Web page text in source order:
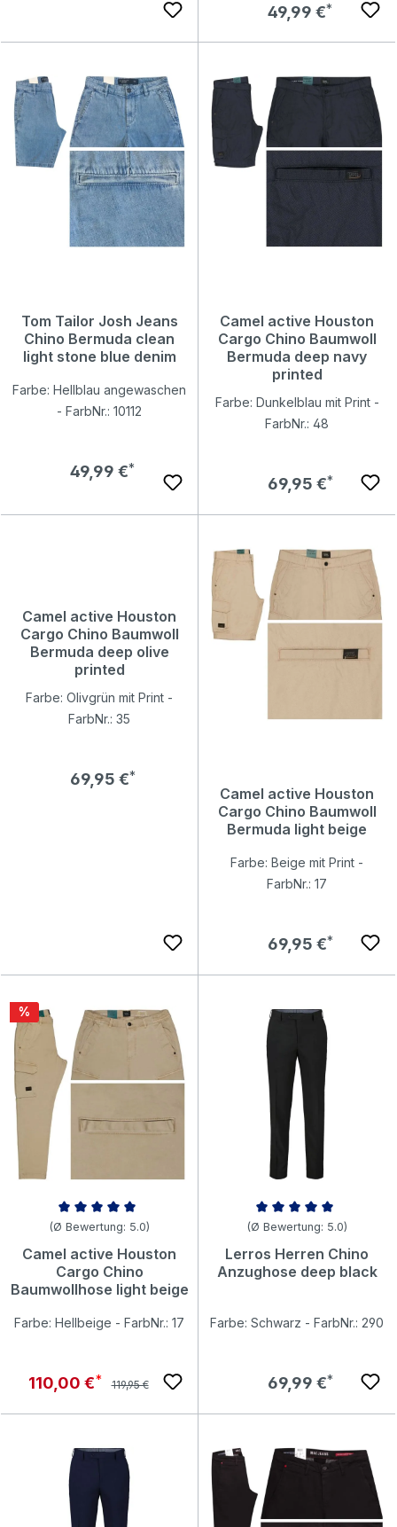
Regulärer Preis:
Regulärer Preis:
49,99 €
Tom Tailor Josh Jeans
Chino Bermuda clean
light stone blue denim
Farbe: Hellblau angewaschen
Regulärer Preis:
49,99 €
Camel active Houston
Cargo Chino Baumwoll
Bermuda deep navy
printed
Farbe: Dunkelblau mit Print -
Regulärer Preis:
69,95 €
Camel active Houston
Cargo Chino Baumwoll
Bermuda light beige
Farbe: Beige mit Print -
Regulärer Preis:
69,95 €
Rabatt
Durchschnittliche Bewertung von 5 von 5 Sternen
(Ø Bewertung: 5.0)
Camel active Houston
Cargo Chino
Baumwollhose light beige
Durchschnittliche Bewertung
(Ø Bewertung: 5.0)
Lerros Herren Chino